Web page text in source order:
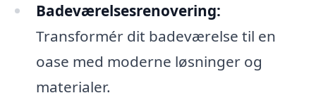
Badeværelsesrenovering:
Transformér dit badeværelse til en
oase med moderne løsninger og
materialer.